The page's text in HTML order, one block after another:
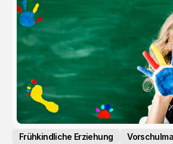
Frühkindliche Erziehung